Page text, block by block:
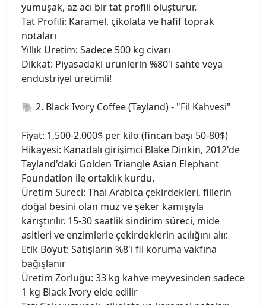
yumuşak, az acı bir tat profili oluşturur.
Tat Profili: Karamel, çikolata ve hafif toprak
notaları
Yıllık Üretim: Sadece 500 kg civarı
Dikkat: Piyasadaki ürünlerin %80'i sahte veya
endüstriyel üretimli!
🐘 2. Black Ivory Coffee (Tayland) - "Fil Kahvesi"
Fiyat: 1,500-2,000$ per kilo (fincan başı 50-80$)
Hikayesi: Kanadalı girişimci Blake Dinkin, 2012'de
Tayland'daki Golden Triangle Asian Elephant
Foundation ile ortaklık kurdu.
Üretim Süreci: Thai Arabica çekirdekleri, fillerin
doğal besini olan muz ve şeker kamışıyla
karıştırılır. 15-30 saatlik sindirim süreci, mide
asitleri ve enzimlerle çekirdeklerin acılığını alır.
Etik Boyut: Satışların %8'i fil koruma vakfına
bağışlanır
Üretim Zorluğu: 33 kg kahve meyvesinden sadece
1 kg Black Ivory elde edilir